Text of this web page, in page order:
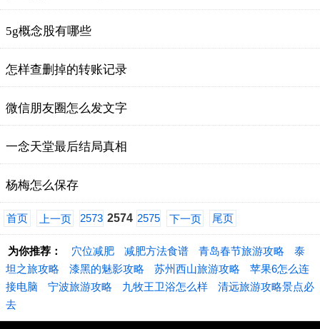
5g概念股有哪些
怎样查删掉的转账记录
微信朋友圈怎么发文字
一念天堂最后结局真相
杨梅怎么保存
首页 上一页 2573 2574 2575 下一页 尾页
为你推荐： 穴位减肥 减肥方法食谱 青岛春节旅游攻略
泰
坦之旅攻略
漆黑的魅影攻略 苏州西山旅游攻略
苹果6怎么连
接电脑
宁波旅游攻略 九牧王卫浴怎么样
清远旅游攻略景点必
去